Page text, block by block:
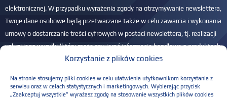
Korzystanie z plików cookies
Na stronie stosujemy pliki cookies w celu ułatwienia użytkownikom korzystania z
serwisu oraz w celach statystycznych i marketingowych. Wybierając przycisk
„Zaakceptuj wszystkie” wyrażasz zgodę na stosowanie wszystkich plików cookies
elektronicznej. W przypadku wyrażenia zgody na otrzymywanie newslettera,
Twoje dane osobowe będą przetwarzane także w celu zawarcia i wykonania
umowy o dostarczanie treści cyfrowych w postaci newslettera, tj. realizacji
usługi jego wysyłki (który może zawierać informacje handlowe o produktach
i usługach Administratora) na podany adres e-mail – na podstawie art. 6 ust.
sprostowania, usunięcia, ograniczenia przetwarzania, przenoszenia danych
oraz wniesienia sprzeciwu. Masz również prawo do wniesienia skargi do